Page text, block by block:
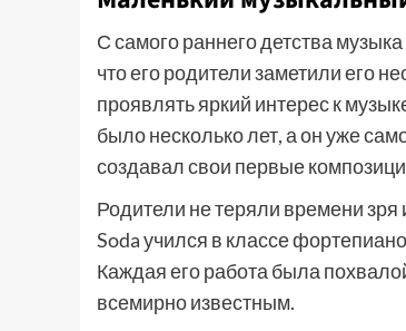
С самого раннего детства
что его родители заметили его
проявлять яркий интерес к
было несколько лет, а он уже
создавал свои первые
Родители не теряли времени
Soda учился в классе
Каждая его работа была
всемирно известным.